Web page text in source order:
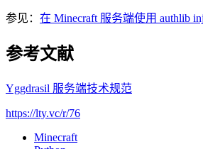
参见： 在 Minecraft 服务端使用 authlib
参考文献
Yggdrasil 服务端技术规范
https://lty.vc/r/76
Minecraft